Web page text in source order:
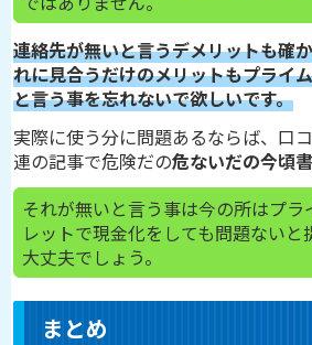
連絡先が無いと言うデメリットも確
れに見合うだけのメリットもプライ
と言う事を忘れないで欲しいです。
実際に使う分に問題あるならば、口
連の記事で危険だの危ないだの今頃
それが無いと言う事は今の所はプラ
レットで現金化をしても問題ないと
大丈夫でしょう。
まとめ